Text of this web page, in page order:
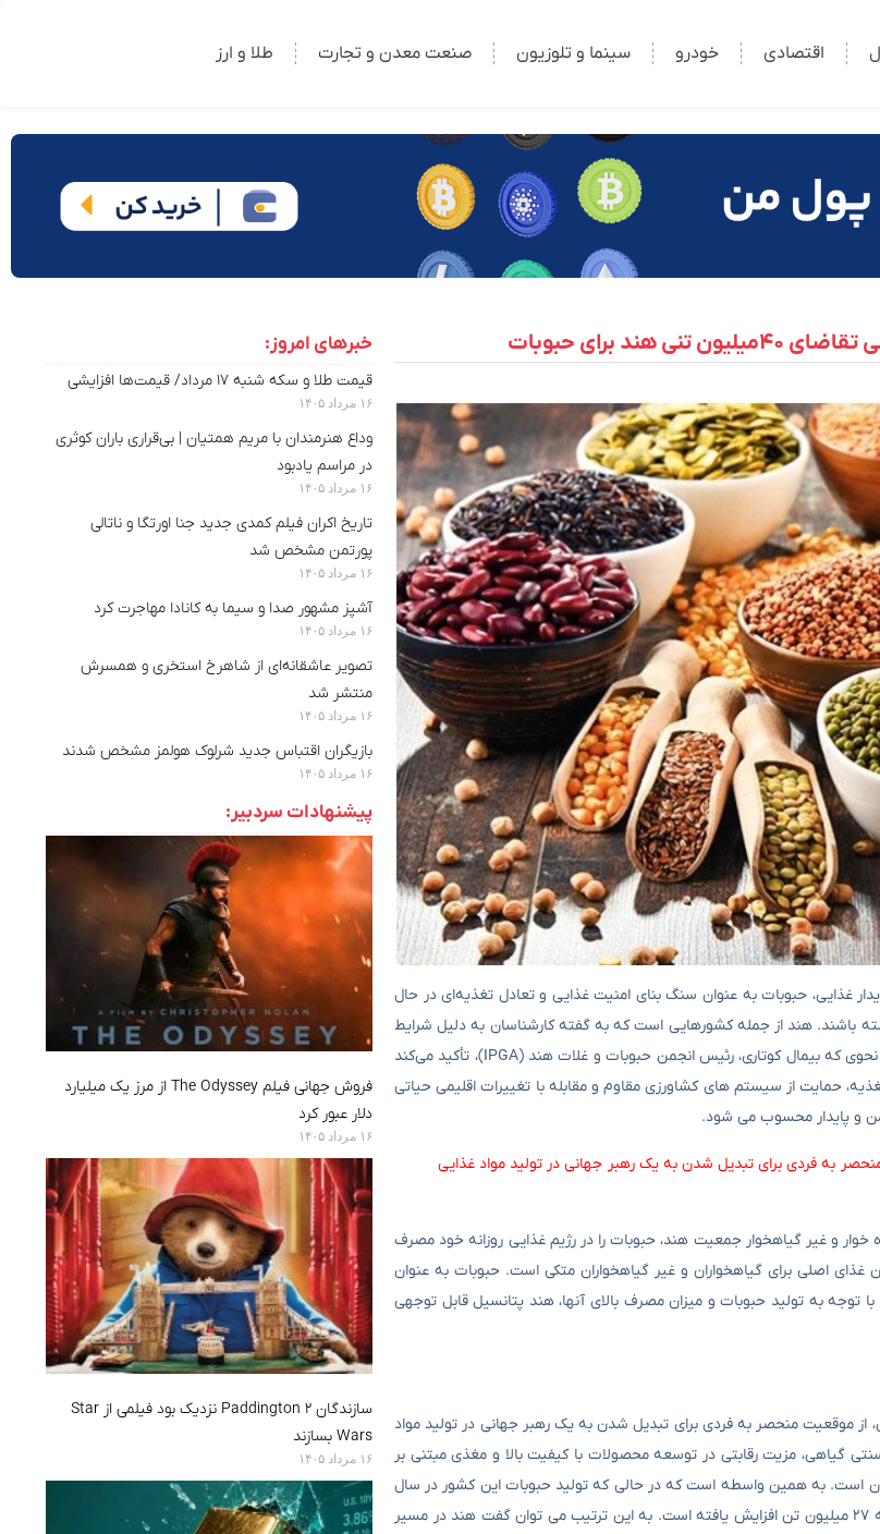
اقتصادی خودرو سینما و تلوزیون صنعت معدن و تجارت طلا و ارز
برای حبوبات
غذایی، حبوبات به عنوان سنگ بنای امنیت غذایی و تعادل تغذیه‌ای در حال
باشند. هند از جمله کشورهایی است که به گفته کارشناسان به دلیل شرایط
خاص جغرافیایی در حال گسترش حضور خود در تجارت و تولید جهانی حبوبات است. به نحوی که بیمال کوتاری، رئیس انجمن حبوبات و غلات هند (IPGA)، تأکید می‌کند
حمایت از سیستم‌ های کشاورزی مقاوم و مقابله با تغییرات اقلیمی حیاتی
و پایدار محسوب می شود.
به فردی برای تبدیل شدن به یک رهبر جهانی در تولید مواد غذایی
و غیر گیاهخوار جمعیت هند، حبوبات را در رژیم غذایی روزانه خود مصرف
غذای اصلی برای گیاهخواران و غیر گیاهخواران متکی است. حبوبات به عنوان
توجه به تولید حبوبات و میزان مصرف بالای آنها، هند پتانسیل قابل توجهی
از موقعیت منحصر به فردی برای تبدیل شدن به یک رهبر جهانی در تولید مواد
گیاهی، مزیت رقابتی در توسعه محصولات با کیفیت بالا و مغذی مبتنی بر
است. به همین واسطه است که در حالی که تولید حبوبات این کشور در سال
زراعی ۲۰۱۵-۲۰۱۵ به میزان ۱۶میلیون تن بوده در سال ۲۰۲۱-۲۰۲۲ یعنی به فاصله ۵ سال به ۲۷ میلیون تن افزایش یافته است. به این ترتیب می توان گفت هند در مسیر
خبرهای امروز:
قیمت طلا و سکه شنبه ۱۷ مرداد/ قیمت‌ها افزایشی
۱۶ مرداد ۱۴۰۵
وداع هنرمندان با مریم همتیان | بی‌قراری باران کوثری
در مراسم یادبود
۱۶ مرداد ۱۴۰۵
تاریخ اکران فیلم کمدی جدید جنا اورتگا و ناتالی
پورتمن مشخص شد
۱۶ مرداد ۱۴۰۵
آشپز مشهور صدا و سیما به کانادا مهاجرت کرد
۱۶ مرداد ۱۴۰۵
تصویر عاشقانه‌ای از شاهرخ استخری و همسرش
منتشر شد
۱۶ مرداد ۱۴۰۵
بازیگران اقتباس جدید شرلوک هولمز مشخص شدند
۱۶ مرداد ۱۴۰۵
پیشنهادات سردبیر:
فروش جهانی فیلم The Odyssey از مرز یک میلیارد
دلار عبور کرد
۱۶ مرداد ۱۴۰۵
سازندگان Paddington 2 نزدیک بود فیلمی از Star
Wars بسازند
۱۶ مرداد ۱۴۰۵